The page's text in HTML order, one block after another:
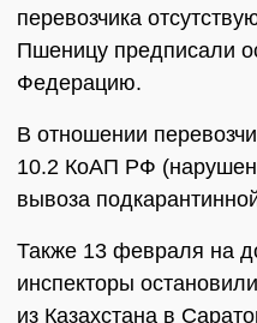
перевозчика
Пшеницу предписали
Федерацию.
В отношении
10.2 КоАП РФ
вывоза
Также 13 февраля на
инспекторы
из Казахстана в